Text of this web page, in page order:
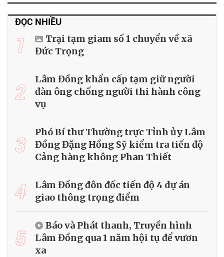
ĐỌC NHIỀU
1
Trại tạm giam số 1 chuyển về xã
Đức Trọng
2
Lâm Đồng khẩn cấp tạm giữ người
đàn ông chống người thi hành công
vụ
3
Phó Bí thư Thường trực Tỉnh ủy Lâm
Đồng Đặng Hồng Sỹ kiểm tra tiến độ
Cảng hàng không Phan Thiết
4
Lâm Đồng đôn đốc tiến độ 4 dự án
giao thông trọng điểm
5
Báo và Phát thanh, Truyền hình
Lâm Đồng qua 1 năm hội tụ để vươn
xa